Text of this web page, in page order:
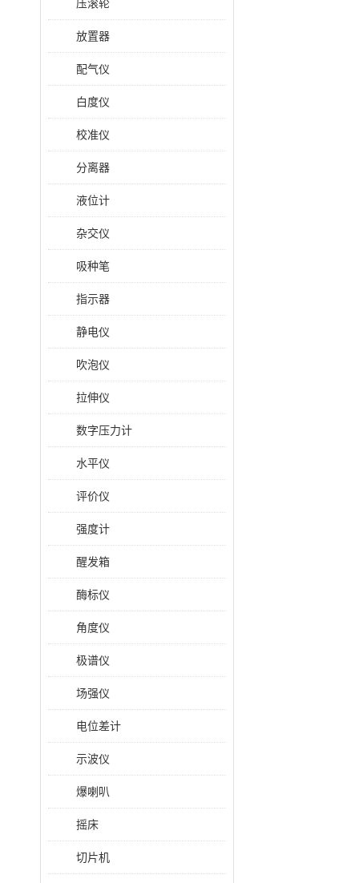
压滚轮
放置器
配气仪
白度仪
校准仪
分离器
液位计
杂交仪
吸种笔
指示器
静电仪
吹泡仪
拉伸仪
数字压力计
水平仪
评价仪
强度计
醒发箱
酶标仪
角度仪
极谱仪
场强仪
电位差计
示波仪
爆喇叭
摇床
切片机